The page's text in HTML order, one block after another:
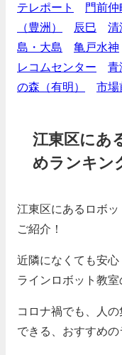
テレポート
門前仲
（豊洲）
辰巳 清
島・大島
亀戸水神
レコムセンター
青
の森（有明）
市場
江東区にあ
めランキン
江東区にあるロボ
ご紹介！
近隣になくても安
ラインロボット教室
コロナ禍でも、人
できる、おすすめの